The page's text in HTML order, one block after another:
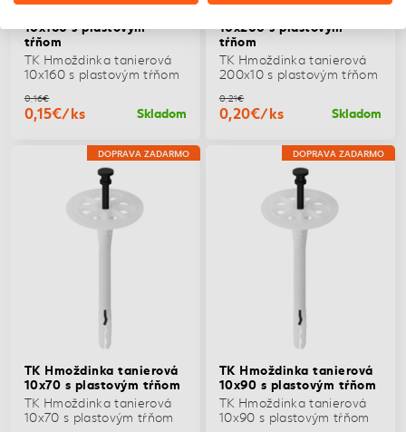
10x160 s plastovým
tŕňom
TK Hmoždinka tanierová
10x160 s plastovým tŕňom
0,16€
0,15€/ks Skladom
10x200 s plastovým
tŕňom
TK Hmoždinka tanierová
200x10 s plastovým tŕňom
0,21€
0,20€/ks Skladom
DOPRAVA ZADARMO
TK Hmoždinka tanierová
10x70 s plastovým tŕňom
TK Hmoždinka tanierová
10x70 s plastovým tŕňom
DOPRAVA ZADARMO
TK Hmoždinka tanierová
10x90 s plastovým tŕňom
TK Hmoždinka tanierová
10x90 s plastovým tŕňom